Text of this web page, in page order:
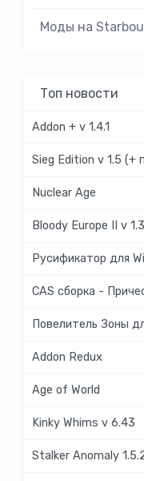
Моды на
Топ новости
Addon + v 1.4.1
Sieg Edition v 1.5 (+
Nuclear Age
Bloody Europe II v 1.3
Русификатор для
CAS сборка -
Повелитель Зоны
Addon Redux
Age of World
Kinky Whims v 6.43
Stalker Anomaly